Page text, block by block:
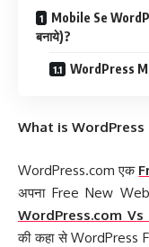
Mobile Se
बनाये)?
WordPress
What is WordPress
WordPress.com एक
अपना Free New
WordPress.com
की कहा से WordPress